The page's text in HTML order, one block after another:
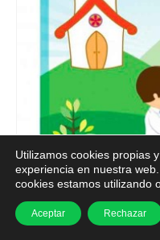
ÁLBUM
Utilizamos cookies propias
experiencia en nuestra
cookies estamos utilizando
Aceptar Rechazar